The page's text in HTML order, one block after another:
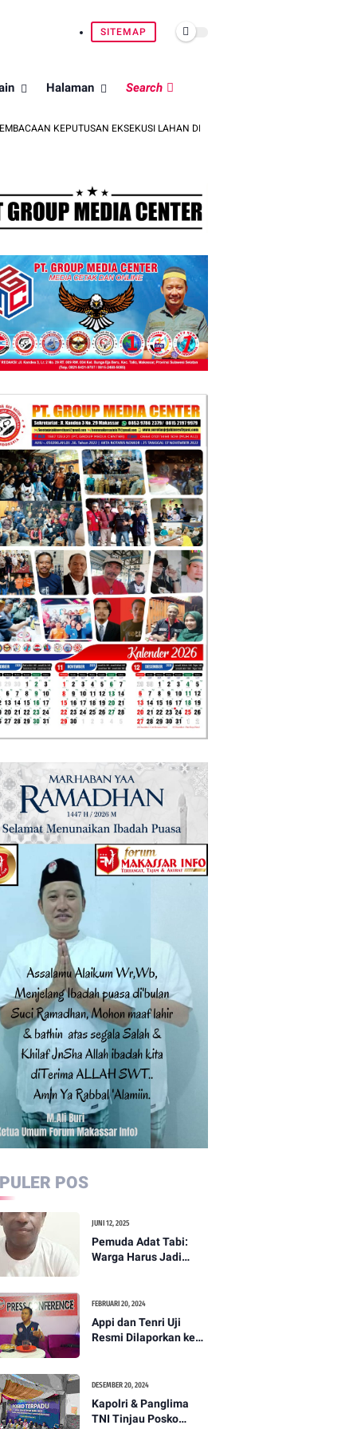
SITEMAP
Halaman Search
EKSEKUSI LAHAN DI PINRANG
POS
JUNI 12, 2025
Pemuda Adat Tabi:
Warga Harus Jadi
FEBRUARI 20, 2024
Appi dan Tenri Uji
Resmi Dilaporkan ke
DESEMBER 20, 2024
Kapolri & Panglima
TNI Tinjau Posko